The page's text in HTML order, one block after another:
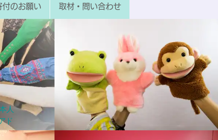
付のお願い 取材・問い合わせ
人
ド